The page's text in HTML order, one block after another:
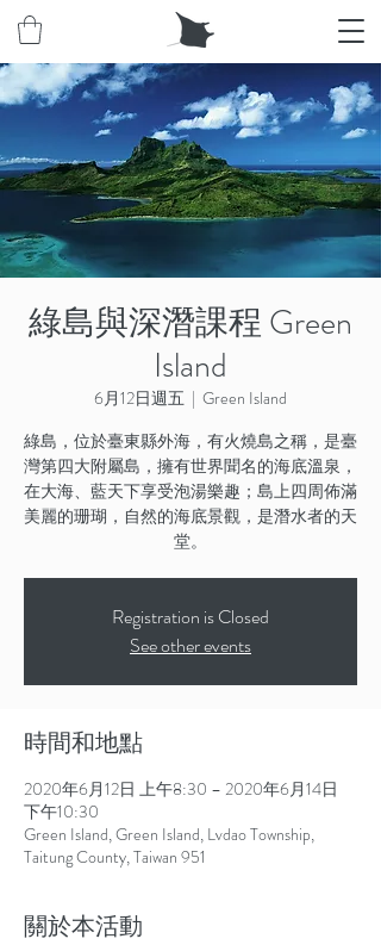
綠島與深潛課程 Green
Island
6月12日週五
  |
Green Island
綠島，位於臺東縣外海，有火燒島之稱，是臺
灣第四大附屬島，擁有世界聞名的海底溫泉，
在大海、藍天下享受泡湯樂趣；島上四周佈滿
美麗的珊瑚，自然的海底景觀，是潛水者的天
Registration is Closed
See other events
時間和地點
2020年6月12日 上午8:30 – 2020年6月14日
下午10:30
Green Island, Green Island, Lvdao Township,
Taitung County, Taiwan 951
關於本活動